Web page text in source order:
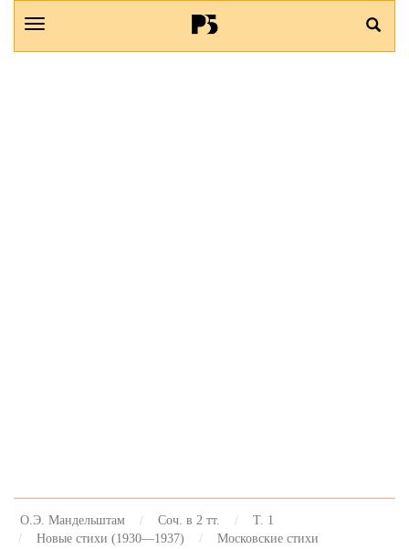
О.Э. Мандельштам Соч. в 2 тт.
Т. 1
Новые стихи (1930—1937)
Московские стихи